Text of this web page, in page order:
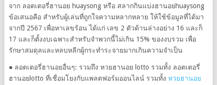
จาก ลอตเตอรี่ฮานอย huaysong หรือ สลากกินแบ่งฮานอยhuaysong
ข้อเสนอคือ สำหรับผู้เล่นที่ถูกใจความหลากหลาย ให้ใช้ข้อมูลที่ได้มา
จากปี 2567 เพื่อหาเลขร้อน ได้แก่ เลข 2 ตัวด้านล่างอย่าง 16 และก็
17 และก็ตั้งงบเฉพาะสำหรับจำพวกนี้ไม่เกิน 15% ของงบรวม เพื่อ
รักษาสมดุลและหลบหลีกผู้กระทำระจายมากเกินความจำเป็น
● ลอตเตอรี่ฮานอยอื่นๆ: รวมถึง หวยฮานอย lotto รวมทั้ง ลอตเตอรี่
ฮานอยlotto ที่เชื่อมโยงกับแพลตฟอร์มออนไลน์ รวมทั้ง หวยฮานอย